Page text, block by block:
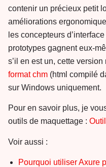
contenir un précieux petit
améliorations
les concepteurs
prototypes gagnent eux-
s’il en est un, cette
format chm (html compilé
sur Windows uniquement.
Pour en savoir plus, je
outils de maquettage :
Voir aussi :
Pourquoi utiliser Axure